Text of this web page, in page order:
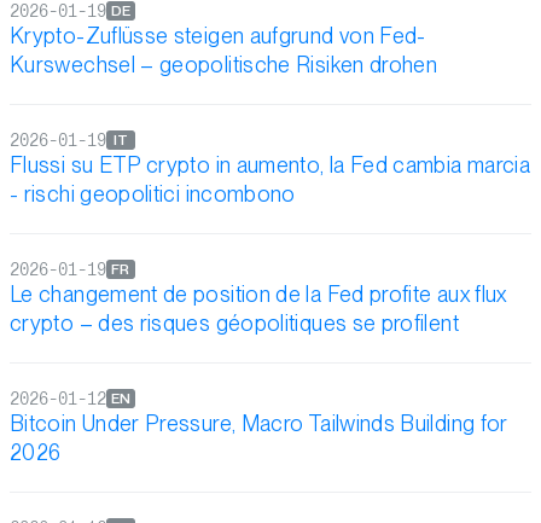
Krypto-Zuflüsse steigen aufgrund von Fed-
Kurswechsel – geopolitische Risiken drohen
DE
2026-01-19
Flussi su ETP crypto in aumento, la Fed cambia marcia
- rischi geopolitici incombono
IT
2026-01-19
Le changement de position de la Fed profite aux flux
crypto – des risques géopolitiques se profilent
FR
2026-01-19
Bitcoin Under Pressure, Macro Tailwinds Building for
2026
EN
2026-01-12